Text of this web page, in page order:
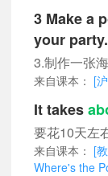
3 Make a
your party.
3.制作一张
来自课本： [
It takes
要花10天左
来自课本： [
Where's the